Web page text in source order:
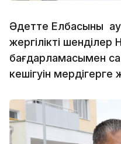
Әдетте Елбасыны
жергілікті
бағдарламасымен
кешігуін